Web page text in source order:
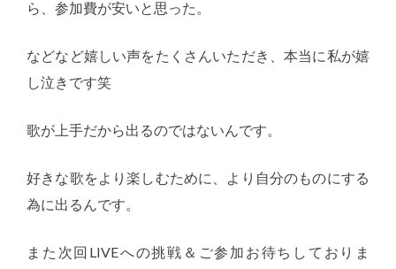
ら、参加費が安いと思った。
などなど嬉しい声をたくさんいただき、本当に私が嬉
し泣きです笑
歌が上手だから出るのではないんです。
好きな歌をより楽しむために、より自分のものにする
為に出るんです。
また次回LIVEへの挑戦＆ご参加お待ちしておりま